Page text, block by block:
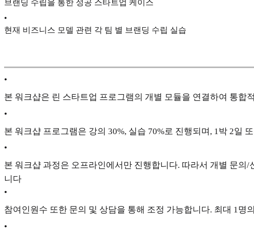
브랜딩 수립을 통한 성공 스타트업 케이스
•
현재 비즈니스 모델 관련 각 팀 별 브랜딩 수립 실습
•
본 워크샵은 린 스타트업 프로그램의 개별 모듈을 연결하여 통합
•
본 워크샵 프로그램은 강의 30%, 실습 70%로 진행되며, 1박 2일
•
본 워크샵 과정은 오프라인에서만 진행합니다. 따라서 개별 문
니다
•
참여인원수 또한 문의 및 상담을 통해 조정 가능합니다. 최대 1
•